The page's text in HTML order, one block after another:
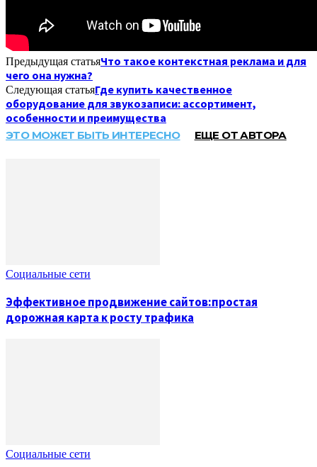
Предыдущая статьяЧто такое контекстная реклама и для
чего она нужна?
Следующая статьяГде купить качественное
оборудование для звукозаписи: ассортимент,
особенности и преимущества
ЭТО МОЖЕТ БЫТЬ ИНТЕРЕСНО ЕЩЕ ОТ АВТОРА
Социальные сети
Эффективное продвижение сайтов:простая
дорожная карта к росту трафика
Социальные сети